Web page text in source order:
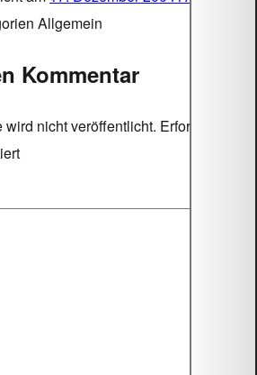
Allgemein
Kommentar
nicht veröffentlicht. Erforderliche